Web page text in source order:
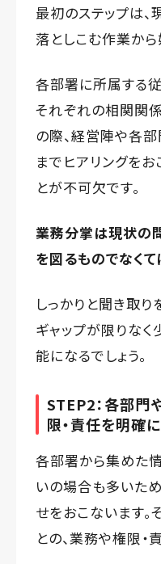
最初のステップは
落としこむ作業から
各部署に所属する
それぞれの相関関
の際、経営陣や各
までヒアリングを
とが不可欠です。
業務分掌は現状の
を図るものでなくて
しっかりと聞き取り
ギャップが限りな
能になるでしょう。
STEP2：各部門
限・責任を明確
各部署から集めた
いの場合も多いた
せをおこないます
との、業務や権限・